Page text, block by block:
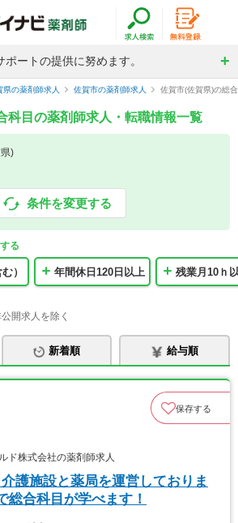
ートの提供に努めます。
県の薬剤師求人 佐賀市の薬剤師求人 佐賀市(佐賀県)の総
科目の薬剤師求人・転職情報一覧
)
条件を変更する
る
） 年間休日120日以上 残業月10ｈ
開求人を除く
新着順 給与順
保存する
株式会社の薬剤師求人
介護施設と薬局を運営しておりま
総合科目が学べます！